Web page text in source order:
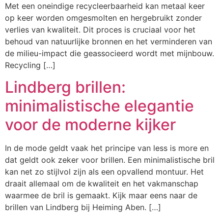
Met een oneindige recycleerbaarheid kan metaal keer
op keer worden omgesmolten en hergebruikt zonder
verlies van kwaliteit. Dit proces is cruciaal voor het
behoud van natuurlijke bronnen en het verminderen van
de milieu-impact die geassocieerd wordt met mijnbouw.
Recycling […]
Lindberg brillen:
minimalistische elegantie
voor de moderne kijker
In de mode geldt vaak het principe van less is more en
dat geldt ook zeker voor brillen. Een minimalistische bril
kan net zo stijlvol zijn als een opvallend montuur. Het
draait allemaal om de kwaliteit en het vakmanschap
waarmee de bril is gemaakt. Kijk maar eens naar de
brillen van Lindberg bij Heiming Aben. […]